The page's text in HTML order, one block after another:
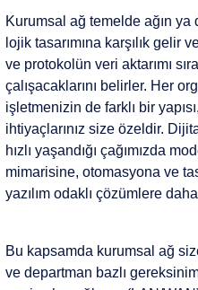
Kurumsal ağ temelde ağın
lojik tasarımına karşılık gelir
ve protokolün veri aktarımı
çalışacaklarını belirler. Her
işletmenizin de farklı bir
ihtiyaçlarınız size özeldir.
hızlı yaşandığı çağımızda
mimarisine, otomasyona ve
yazılım odaklı çözümlere
Bu kapsamda kurumsal ağ
ve departman bazlı